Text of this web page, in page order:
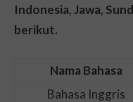
Indonesia, Jawa,
berikut.
Nama Bahasa
Bahasa Inggris